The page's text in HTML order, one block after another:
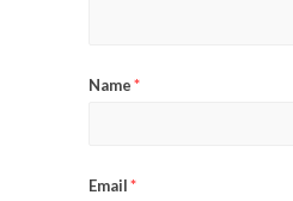
Name*
Email*